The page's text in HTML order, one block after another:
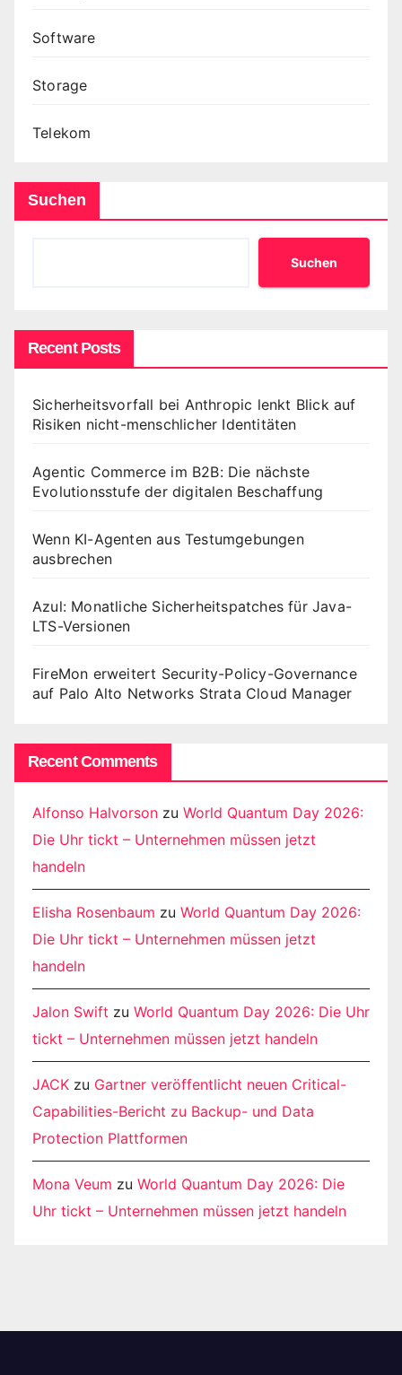
Software
Storage
Telekom
Suchen
Suchen
Recent Posts
Sicherheitsvorfall bei Anthropic lenkt Blick auf
Risiken nicht-menschlicher Identitäten
Agentic Commerce im B2B: Die nächste
Evolutionsstufe der digitalen Beschaffung
Wenn KI-Agenten aus Testumgebungen
ausbrechen
Azul: Monatliche Sicherheitspatches für Java-
LTS-Versionen
FireMon erweitert Security-Policy-Governance
auf Palo Alto Networks Strata Cloud Manager
Recent Comments
Alfonso Halvorson zu World Quantum Day 2026:
Die Uhr tickt – Unternehmen müssen jetzt
handeln
Elisha Rosenbaum zu World Quantum Day 2026:
Die Uhr tickt – Unternehmen müssen jetzt
handeln
Jalon Swift zu World Quantum Day 2026: Die Uhr
tickt – Unternehmen müssen jetzt handeln
JACK zu Gartner veröffentlicht neuen Critical-
Capabilities-Bericht zu Backup- und Data
Protection Plattformen
Mona Veum zu World Quantum Day 2026: Die
Uhr tickt – Unternehmen müssen jetzt handeln